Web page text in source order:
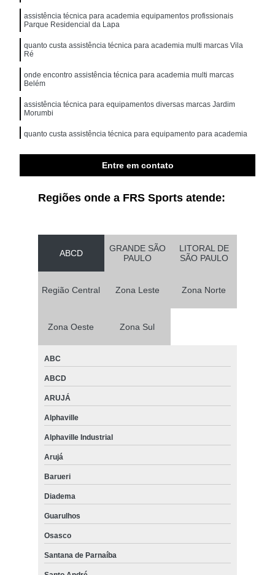
assistência técnica para academia equipamentos profissionais
Parque Residencial da Lapa
quanto custa assistência técnica para academia multi marcas Vila
Ré
onde encontro assistência técnica para academia multi marcas
Belém
assistência técnica para equipamentos diversas marcas Jardim
Morumbi
quanto custa assistência técnica para equipamento para academia
quanto custa assistência técnica para equipamentos para academia
Entre em contato
Regiões onde a FRS Sports atende:
ABCD
GRANDE SÃO
PAULO
LITORAL DE
SÃO PAULO
Região Central Zona Leste Zona Norte
Zona Oeste Zona Sul
ABC
ABCD
ARUJÁ
Alphaville
Alphaville Industrial
Arujá
Barueri
Diadema
Guarulhos
Osasco
Santana de Parnaíba